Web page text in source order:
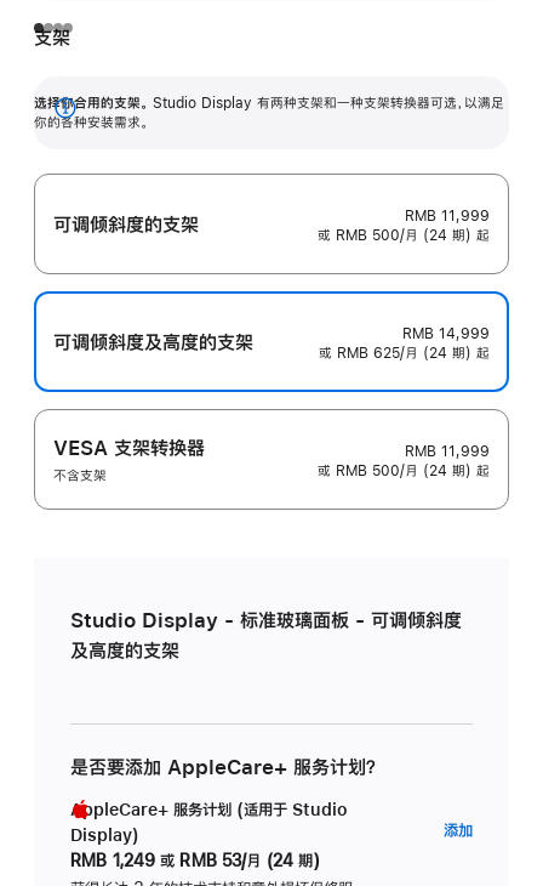
支架
选择你合用的支架。 Studio Display 有两种支架和一种支架转换器可选，以满足
你的各种安装需求。
展
可调倾斜度的支架
RMB 11,999
或 RMB 500/月 (24 期) 起
可调倾斜度及高‍度的支‍架
RMB 14,999
或 RMB 625/月 (24 期) 起
VESA 支架转换器
不含支架
RMB 11,999
或 RMB 500/月 (24 期) 起
Studio Display - 标准玻璃面板 - 可调倾斜度
及高度的支架
是否要添加 AppleCare+ 服务计划？
AppleCare+ 服务计划 (适用于 Studio
Display)
RMB 1,249 或 RMB 53/月 (24 期)
添加